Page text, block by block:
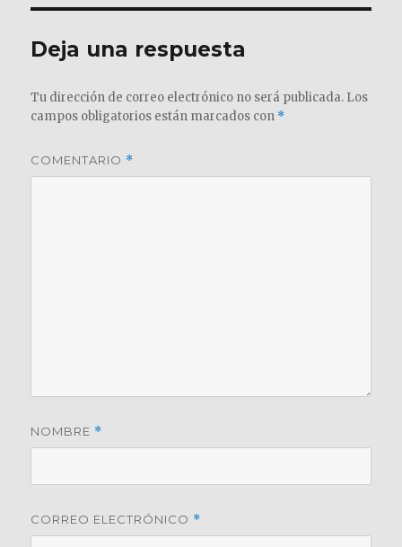
Deja una respuesta
Tu dirección de correo electrónico no será publicada. Los
campos obligatorios están marcados con *
COMENTARIO *
NOMBRE *
CORREO ELECTRÓNICO *